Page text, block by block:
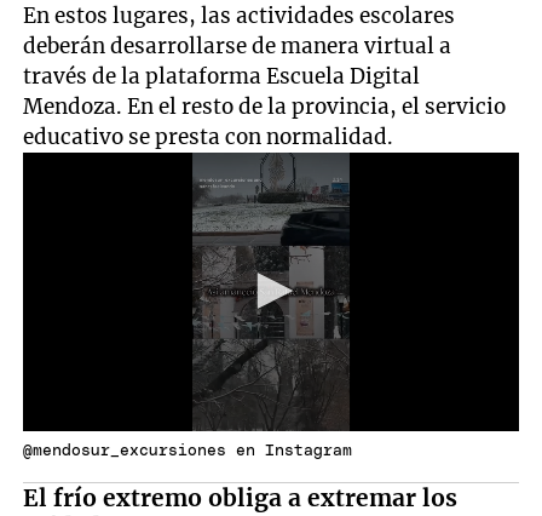
En estos lugares, las actividades escolares
deberán desarrollarse de manera virtual a
través de la plataforma Escuela Digital
Mendoza. En el resto de la provincia, el servicio
educativo se presta con normalidad.
@mendosur_excursiones en Instagram
El frío extremo obliga a extremar los